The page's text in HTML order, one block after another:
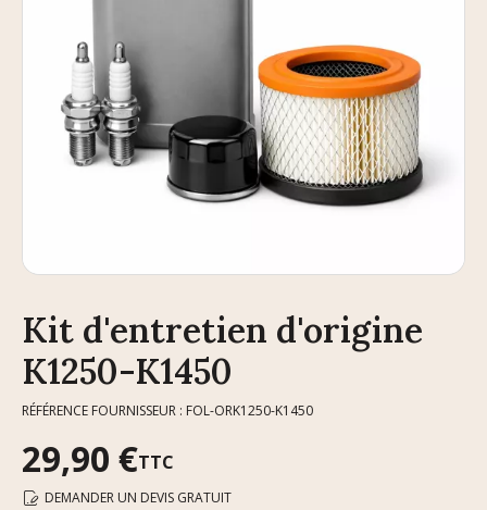
Kit d'entretien d'origine
K1250-K1450
RÉFÉRENCE FOURNISSEUR : FOL-ORK1250-K1450
29,90 €TTC
DEMANDER UN DEVIS GRATUIT